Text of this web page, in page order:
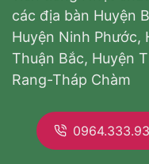
các địa bàn Huyện
Huyện Ninh Phước,
Thuận Bắc, Huyện
Rang-Tháp Chàm